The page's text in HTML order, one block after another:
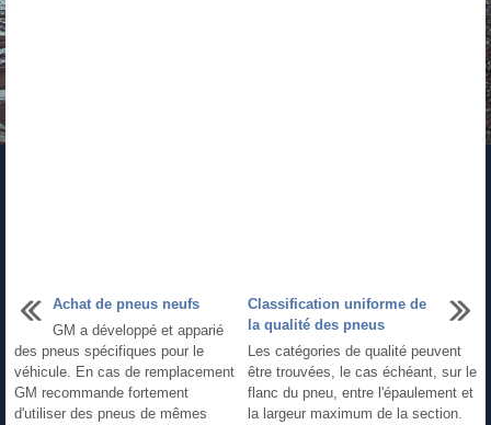
Achat de pneus neufs
GM a développé et apparié
des pneus spécifiques pour le
véhicule. En cas de remplacement
GM recommande fortement
d'utiliser des pneus de mêmes
Classification uniforme de
la qualité des pneus
Les catégories de qualité peuvent
être trouvées, le cas échéant, sur le
flanc du pneu, entre l'épaulement et
la largeur maximum de la section.